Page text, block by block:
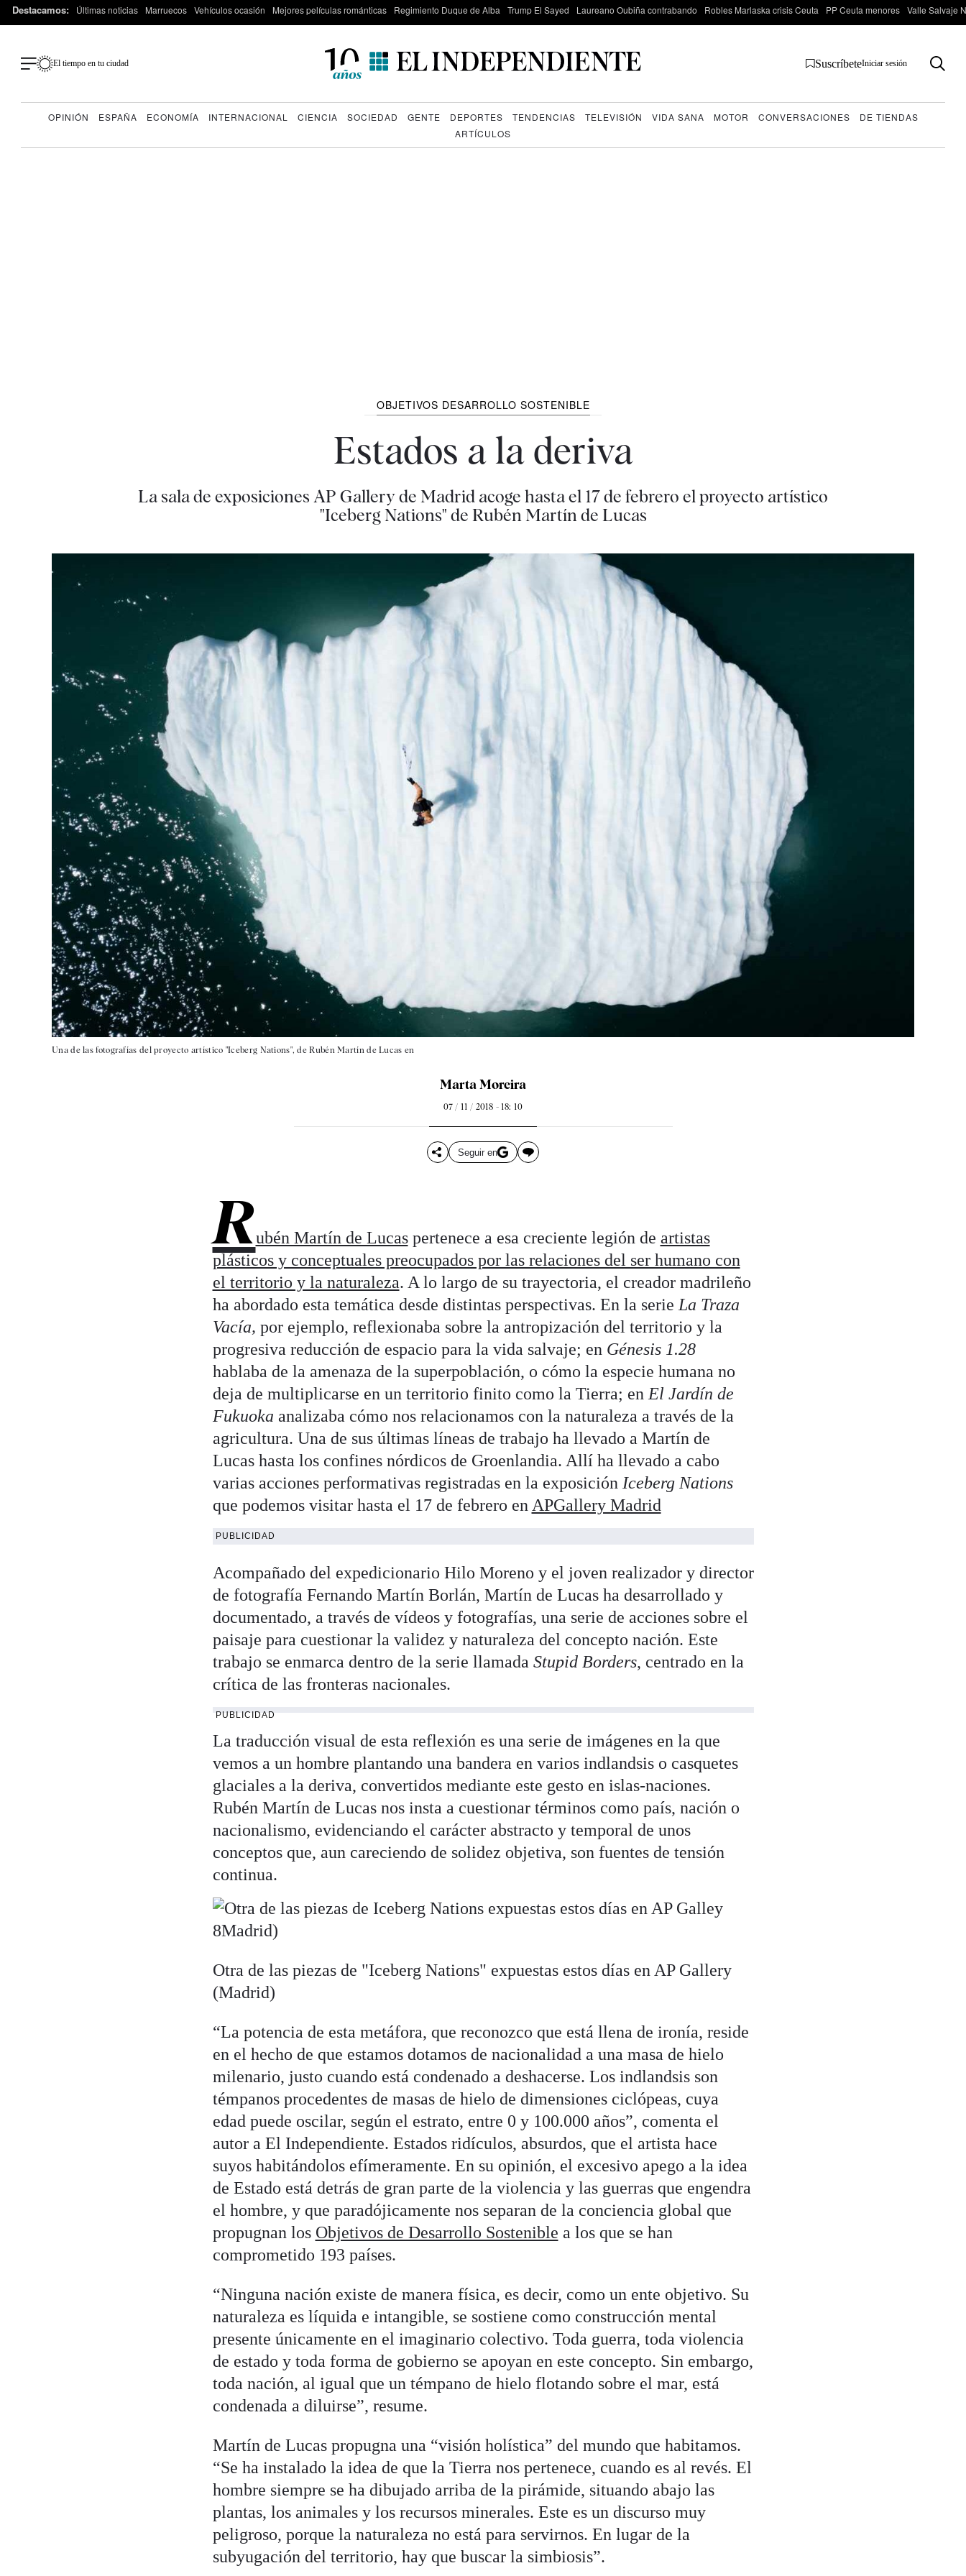
Destacamos: Últimas noticias Marruecos Vehículos ocasión Mejores películas románticas Regimiento Duque de Alba Trump El Sayed Laureano Oubiña contrabando Robles Marlaska crisis Ceuta PP Ceuta menores Valle Salvaje
El tiempo en tu ciudad SuscríbeteIniciar sesión
OPINIÓN ESPAÑA ECONOMÍA INTERNACIONAL CIENCIA SOCIEDAD GENTE DEPORTES TENDENCIAS TELEVISIÓN VIDA SANA MOTOR CONVERSACIONES
DE TIENDAS
ARTÍCULOS
OBJETIVOS DESARROLLO SOSTENIBLE
Estados a la deriva
La sala de exposiciones AP Gallery de Madrid acoge hasta el 17 de febrero el proyecto artístico
"Iceberg Nations" de Rubén Martín de Lucas
Una de las fotografías del proyecto artístico "Iceberg Nations", de Rubén Martín de Lucas en
Marta Moreira
07 / 11 / 2018 - 18: 10
Seguir en
Rubén Martín de Lucaspertenece a esa creciente legión de artistas
plásticos y conceptuales preocupados por las relaciones del ser humano con
el territorio y la naturaleza. A lo largo de su trayectoria, el creador madrileño
ha abordado esta temática desde distintas perspectivas. En la serieLa Traza
Vacía, por ejemplo, reflexionaba sobre la antropización del territorio y la
progresiva reducción de espacio para la vida salvaje; en Génesis 1.28
hablaba de la amenaza de la superpoblación, o cómo la especie humana no
deja de multiplicarse en un territorio finito como la Tierra; enEl Jardín de
Fukuoka analizaba cómo nos relacionamos con la naturaleza a través de la
agricultura. Una de sus últimas líneas de trabajo ha llevado a Martín de
Lucas hasta los confines nórdicos de Groenlandia. Allí ha llevado a cabo
varias acciones performativas registradas en la exposición Iceberg Nations
que podemos visitar hasta el 17 de febrero enAPGallery Madrid
PUBLICIDAD
Acompañado del expedicionario Hilo Moreno y el joven realizador y director
de fotografía Fernando Martín Borlán, Martín de Lucas ha desarrollado y
documentado, a través de vídeos y fotografías, una serie de acciones sobre el
paisaje para cuestionar la validez y naturaleza del concepto nación. Este
trabajo se enmarca dentro de la serie llamada Stupid Borders, centrado en la
crítica de las fronteras nacionales.
PUBLICIDAD
La traducción visual de esta reflexión es una serie de imágenes en la que
vemos a un hombre plantando una bandera en varios indlandsis o casquetes
glaciales a la deriva, convertidos mediante este gesto en islas-naciones.
Rubén Martín de Lucas nos insta a cuestionar términos como país, nación o
nacionalismo, evidenciando el carácter abstracto y temporal de unos
conceptos que, aun careciendo de solidez objetiva, son fuentes de tensión
continua.
Otra de las piezas de "Iceberg Nations" expuestas estos días en AP Gallery
(Madrid)
“La potencia de esta metáfora, que reconozco que está llena de ironía, reside
en el hecho de que estamos dotamos de nacionalidad a una masa de hielo
milenario, justo cuando está condenado a deshacerse. Los indlandsis son
témpanos procedentes de masas de hielo de dimensiones ciclópeas, cuya
edad puede oscilar, según el estrato, entre 0 y 100.000 años”, comenta el
autor a El Independiente. Estados ridículos, absurdos, que el artista hace
suyos habitándolos efímeramente. En su opinión, el excesivo apego a la idea
de Estado está detrás de gran parte de la violencia y las guerras que engendra
el hombre, y que paradójicamente nos separan de la conciencia global que
propugnan los Objetivos de Desarrollo Sostenible a los que se han
comprometido 193 países.
“Ninguna nación existe de manera física, es decir, como un ente objetivo. Su
naturaleza es líquida e intangible, se sostiene como construcción mental
presente únicamente en el imaginario colectivo. Toda guerra, toda violencia
de estado y toda forma de gobierno se apoyan en este concepto. Sin embargo,
toda nación, al igual que un témpano de hielo flotando sobre el mar, está
condenada a diluirse”, resume.
Martín de Lucas propugna una “visión holística” del mundo que habitamos.
“Se ha instalado la idea de que la Tierra nos pertenece, cuando es al revés. El
hombre siempre se ha dibujado arriba de la pirámide, situando abajo las
plantas, los animales y los recursos minerales. Este es un discurso muy
peligroso, porque la naturaleza no está para servirnos. En lugar de la
subyugación del territorio, hay que buscar la simbiosis”.